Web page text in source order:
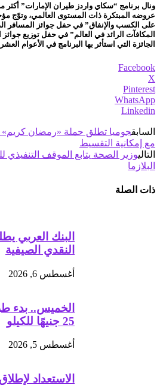
عروضه المبتكرة ذات المستوى العالمي، وتوّج
الجائزة التي استأثر بها البرنامج في الأعوام العشرة
Facebook
X
Pinterest
WhatsApp
Linkedin
السابق
مع إمكانية التقسيط
التاليوزير الصحة يتابع الموقف
البلازما
ذات الصلة
البنك العربي
النقدي الصيفية
أغسطس 6, 2026
الخميس.. بدء
25 جنيهًا للكيلو
أغسطس 5, 2026
الاستعداد